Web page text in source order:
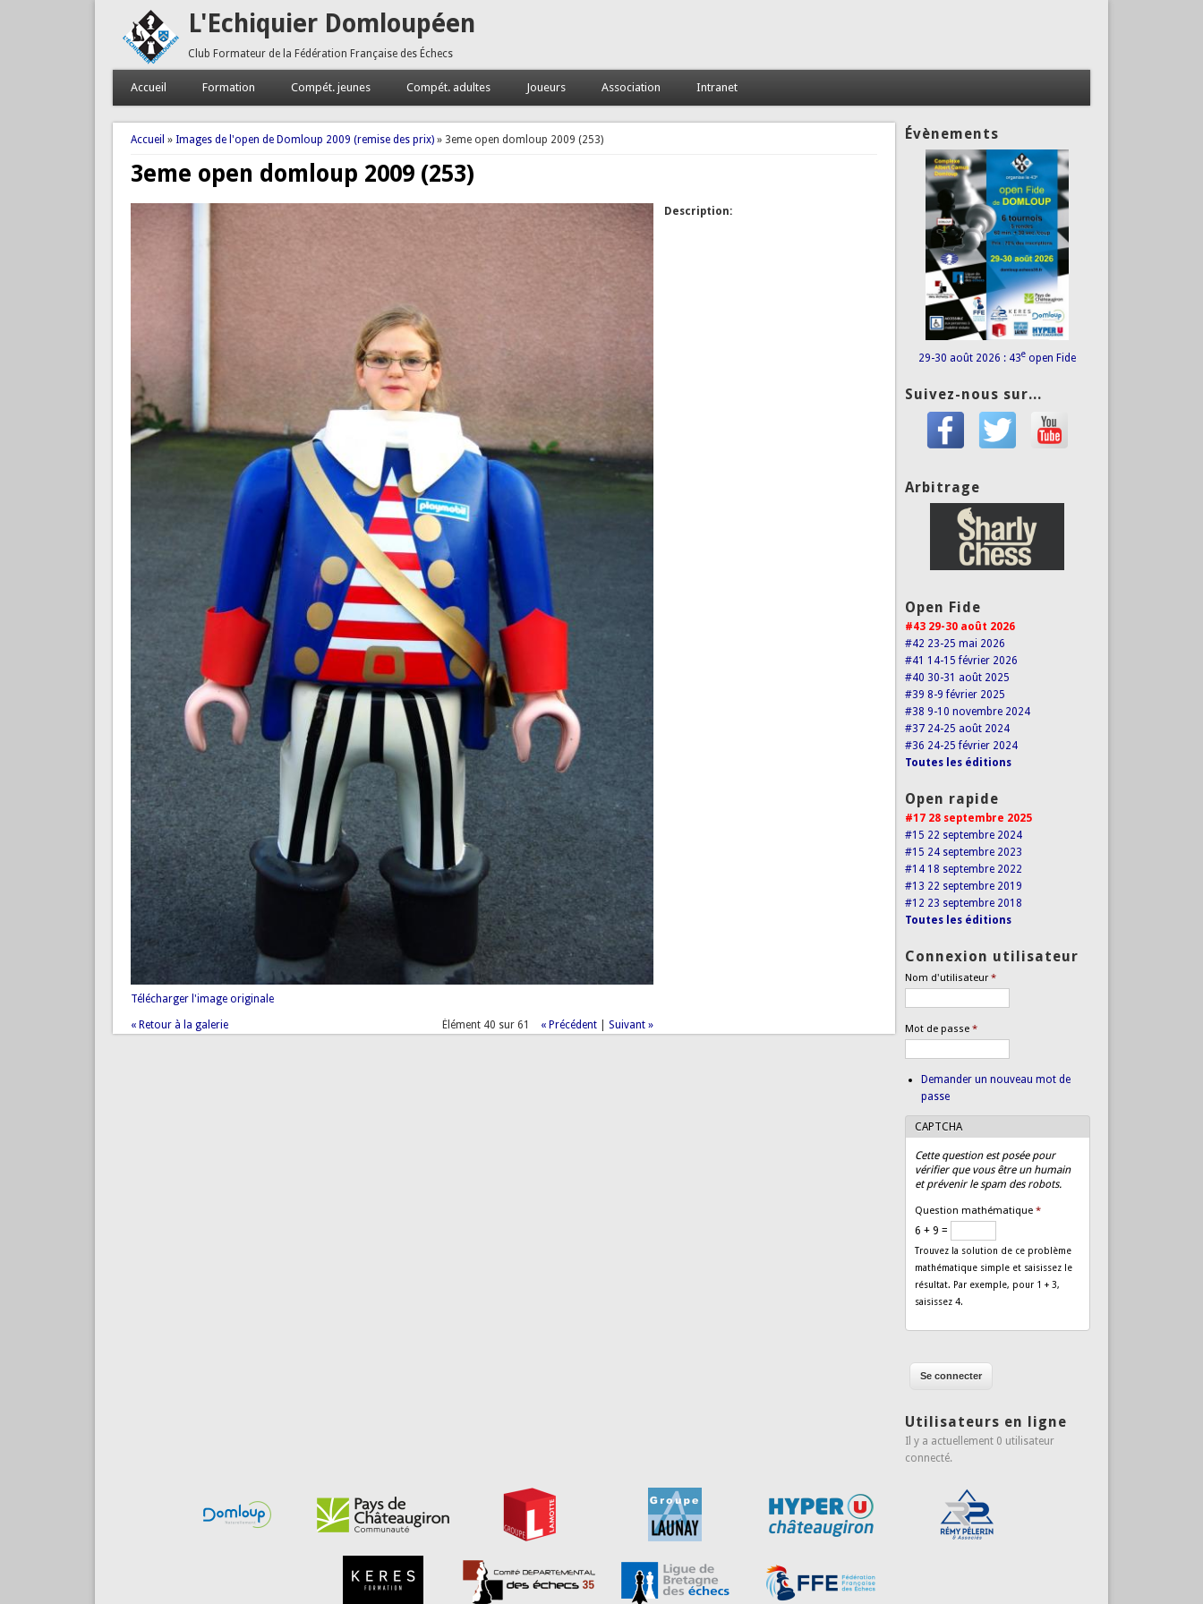
L'Echiquier Domloupéen
Club Formateur de la Fédération Française des Échecs
Accueil Formation Compét. jeunes Compét. adultes Joueurs Association Intranet
Vous êtes ici
Accueil » Images de l'open de Domloup 2009 (remise des prix)» 3eme open domloup 2009 (253)
3eme open domloup 2009 (253)
Télécharger l'image originale
« Retour à la galerie Élément 40 sur 61 « Précédent| Suivant »
Description:
Évènements
29-30 août 2026 : 43e open Fide
Suivez-nous sur...
Arbitrage
Open Fide
#43 29-30 août 2026
#42 23-25 mai 2026
#41 14-15 février 2026
#40 30-31 août 2025
#39 8-9 février 2025
#38 9-10 novembre 2024
#37 24-25 août 2024
#36 24-25 février 2024
Toutes les éditions
Open rapide
#17 28 septembre 2025
#15 22 septembre 2024
#15 24 septembre 2023
#14 18 septembre 2022
#13 22 septembre 2019
#12 23 septembre 2018
Toutes les éditions
Connexion utilisateur
Nom d'utilisateur*
Mot de passe *
Demander un nouveau mot de
passe
CAPTCHA
Cette question est posée pour
vérifier que vous être un humain
et prévenir le spam des robots.
Question mathématique *
6 + 9 =
Trouvez la solution de ce problème
mathématique simple et saisissez le
résultat. Par exemple, pour 1 + 3,
saisissez 4.
Utilisateurs en ligne
Il y a actuellement 0 utilisateur
connecté.